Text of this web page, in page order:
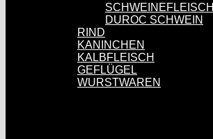
SCHWEINEFLEISCH
DUROC SCHWEIN
RIND
KANINCHEN
KALBFLEISCH
GEFLÜGEL
WURSTWAREN